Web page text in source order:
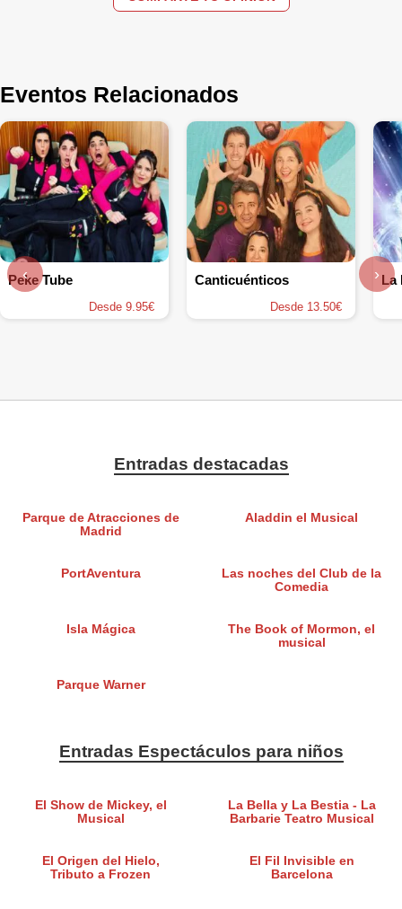
Eventos Relacionados
Peke Tube
Desde 9.95€
Canticuénticos
Desde 13.50€
‹ ›
Entradas destacadas
Parque de Atracciones de
Madrid
Aladdin el Musical
PortAventura
Las noches del Club de la
Comedia
Isla Mágica
The Book of Mormon, el
musical
Parque Warner
Entradas Espectáculos para niños
El Show de Mickey, el
Musical
La Bella y La Bestia - La
Barbarie Teatro Musical
El Origen del Hielo,
Tributo a Frozen
El Fil Invisible en
Barcelona